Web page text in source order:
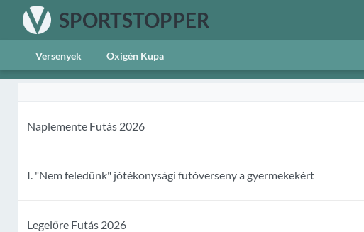
SPORTSTOPPER
Versenyek Oxigén Kupa
Naplemente Futás 2026
I. "Nem feledünk" jótékonysági futóverseny a gyermekekért
Legelőre Futás 2026